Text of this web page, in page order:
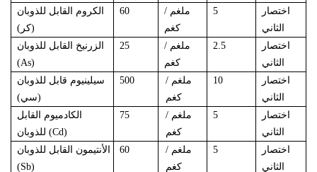
الكروم القابل للذوبان
(كر)
60
ملغم /
كغم
5
اختصار
الثاني
الزرنيخ القابل للذوبان
(As)
25
ملغم /
كغم
2.5
اختصار
الثاني
سيلينيوم قابل للذوبان
(سي)
500
ملغم /
كغم
10
اختصار
الثاني
الكادميوم القابل
(Cd)
75
ملغم /
كغم
5
اختصار
الثاني
الأنتيمون القابل للذوبان
(Sb)
60
ملغم /
كغم
5
اختصار
الثاني